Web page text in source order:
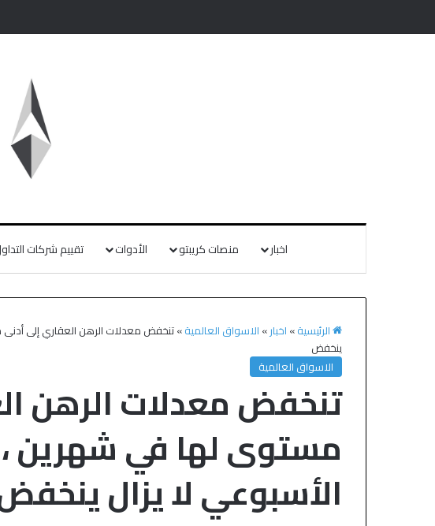
اخبار منصات كريبتو الأدوات تقييم شركات
الرئيسية» اخبار» الاسواق العالمية»تنخفض معدلات الرهن العقاري إلى
ينخفض
الاسواق العالمية
تنخفض معدلات الرهن
مستوى لها في شهرين
الأسبوعي لا يزال